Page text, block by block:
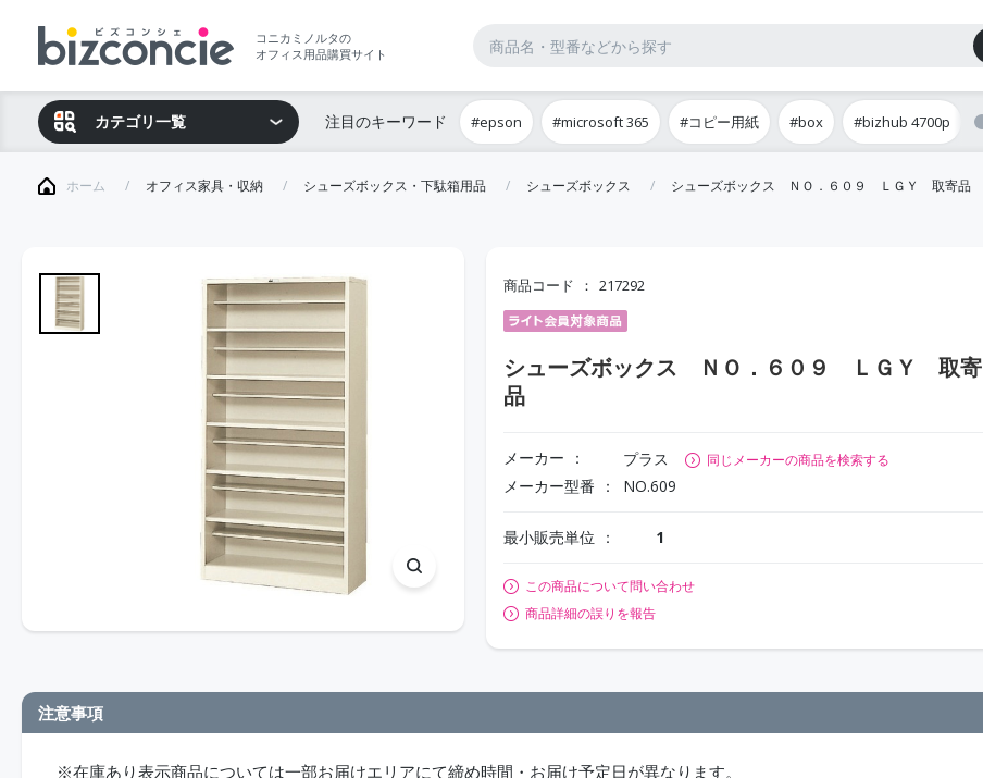
コニカミノルタの
オフィス用品購買サイト
カテゴリ一覧 注目のキーワード #epson #microsoft 365 #コピー用紙 #box #bizhub 4700p
ホーム オフィス家具・収納 シューズボックス・下駄箱用品 シューズボックス シューズボックス ＮＯ．６０９ ＬＧＹ 取寄品
商品コード 217292
シューズボックス ＮＯ．６０９ ＬＧＹ 取寄
品
メーカー プラス 同じメーカーの商品を検索する
メーカー型番 NO.609
最小販売単位 1
この商品について問い合わせ
商品詳細の誤りを報告
注意事項
※在庫あり表示商品については一部お届けエリアにて締め時間・お届け予定日が異なります。